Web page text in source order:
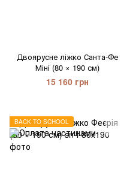
Двоярусне ліжко Санта-Фе
Міні (80 × 190 см)
15 160 грн
BACK TO SCHOOL